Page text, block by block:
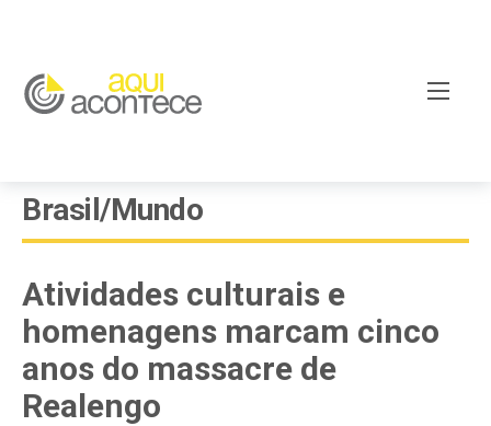
Brasil/Mundo
Atividades culturais e
homenagens marcam cinco
anos do massacre de
Realengo